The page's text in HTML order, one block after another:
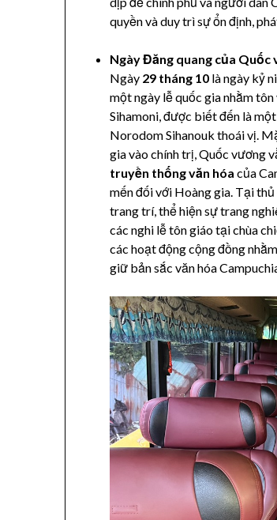
quyền và duy trì sự ổn định,
Ngày Đăng quang của Quốc
Ngày 29 tháng 10 là ngày kỷ
một ngày lễ quốc gia nhằm
Sihamoni, được biết đến là
Norodom Sihanouk thoái vị.
gia vào chính trị, Quốc vương
truyền thống văn hóa của
mến đối với Hoàng gia. Tại thủ
trang trí, thể hiện sự trang
các nghi lễ tôn giáo tại chùa
các hoạt động cộng đồng
giữ bản sắc văn hóa